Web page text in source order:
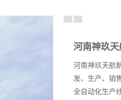
河南神玖
河南神玖天航
发、生产、销
全自动化生产